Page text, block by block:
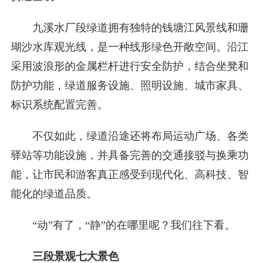
九溪水厂段绿道拥有独特的钱塘江风景线和珊
瑚沙水库观光线，是一种线形绿色开敞空间。沿江
采用波浪形的金属栏杆进行安全防护，结合坐凳和
防护功能，绿道服务设施、照明设施、城市家具、
标识系统配置完善。
不仅如此，绿道沿途还将布局运动广场、各类
驿站等功能设施，并具备完善的交通接驳与换乘功
能，让市民和游客真正感受到现代化、高科技、智
能化的绿道品质。
“动”有了，“静”的在哪里呢？我们往下看。
三段景观七大景色